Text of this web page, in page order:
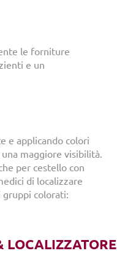
le forniture
e un
e applicando colori
maggiore visibilità.
per cestello con
di localizzare
colorati:
LOCALIZZATORE